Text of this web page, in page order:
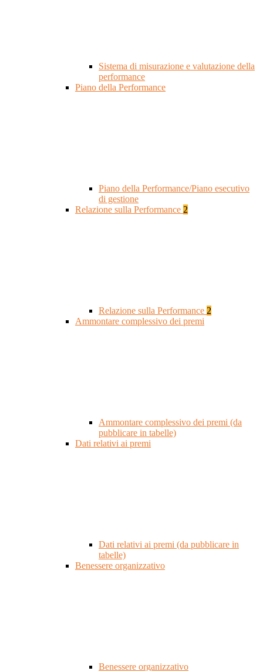
Sistema di misurazione e valutazione della
performance
Piano della Performance
Piano della Performance/Piano esecutivo
di gestione
Relazione sulla Performance 2
Relazione sulla Performance 2
Ammontare complessivo dei premi
Ammontare complessivo dei premi (da
pubblicare in tabelle)
Dati relativi ai premi
Dati relativi ai premi (da pubblicare in
tabelle)
Benessere organizzativo
Benessere organizzativo